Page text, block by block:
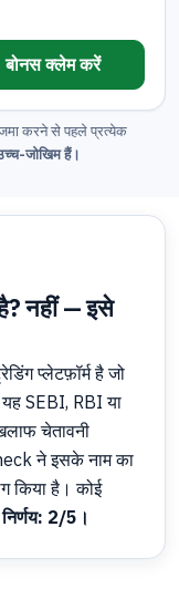
बोनस क्लेम करें
करने से पहले प्रत्येक
जोखिम हैं।
नहीं — इसे
प्लेटफ़ॉर्म है जो
यह SEBI, RBI या
चेतावनी
ने इसके नाम का
किया है। कोई
निर्णय: 2/5।